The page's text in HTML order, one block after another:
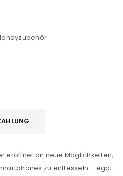
eröffnet dir neue Möglichkeiten,
zu entfesseln – egal